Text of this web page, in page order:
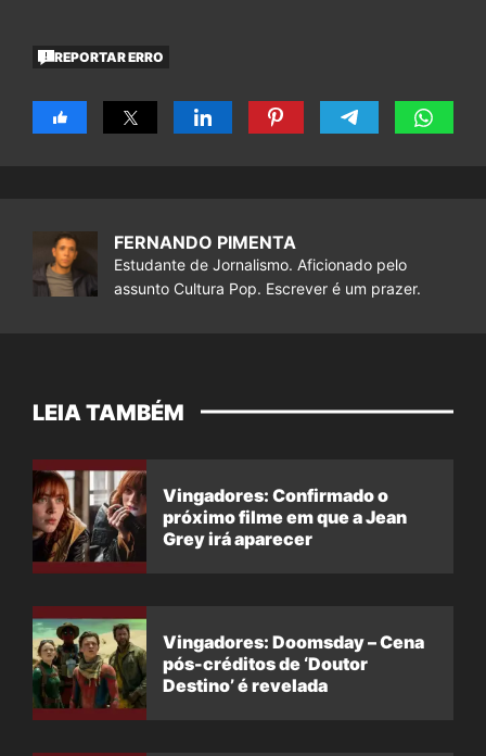
REPORTAR ERRO
FERNANDO PIMENTA
Estudante de Jornalismo. Aficionado pelo
assunto Cultura Pop. Escrever é um prazer.
LEIA TAMBÉM
Vingadores: Confirmado o
próximo filme em que a Jean
Grey irá aparecer
Vingadores: Doomsday – Cena
pós-créditos de ‘Doutor
Destino’ é revelada